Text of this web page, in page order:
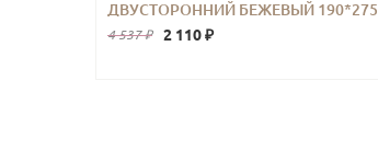
ДВУСТОРОННИЙ БЕЖЕВЫЙ 190*275
2ШТ.
4 537 ₽ 2 110 ₽